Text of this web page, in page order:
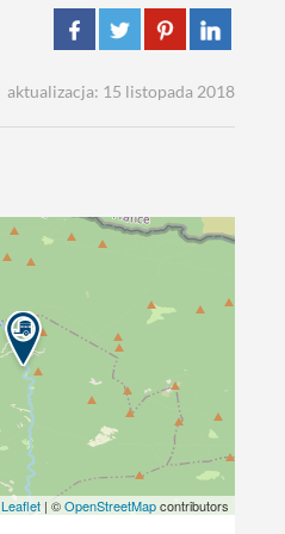
aktualizacja: 15 listopada 2018
Leaflet | ©OpenStreetMapcontributors